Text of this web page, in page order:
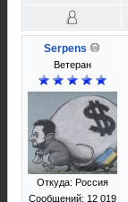
Serpens
Ветеран
Откуда: Россия
Сообщений: 12 019